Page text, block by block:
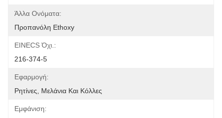
Άλλα Ονόματα:
Προπανόλη Ethoxy
EINECS Όχι.:
216-374-5
Εφαρμογή:
Ρητίνες, Μελάνια Και Κόλλες
Εμφάνιση: